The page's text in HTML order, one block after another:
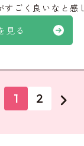
見る
すごく良いなと感
1 2